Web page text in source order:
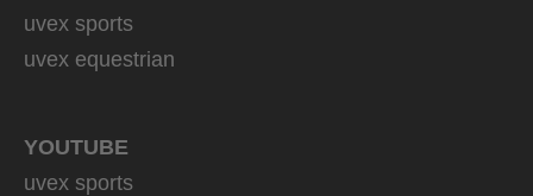
uvex sports
uvex equestrian
YOUTUBE
uvex sports